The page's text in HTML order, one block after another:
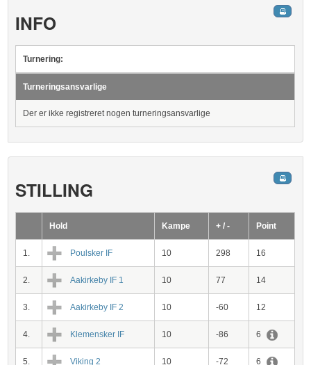
INFO
Turnering:
Turneringsansvarlige
Der er ikke registreret nogen turneringsansvarlige
STILLING
Hold Kampe + / - Point
1. Poulsker IF 10 298 16
2. Aakirkeby IF 1 10 77 14
3. Aakirkeby IF 2 10 -60 12
4. Klemensker IF 10 -86 6
5. Viking 2 10 -72 6